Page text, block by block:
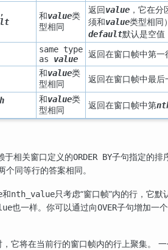
和value类
型相同
返回value，它在分
须和value类型相同
default默认是空值
same type
as value 返回在窗口帧中第一
和value类
型相同
返回在窗口帧中最后
和value类
型相同
返回在窗口帧中第
于相关窗口定义的ORDER BY子句指定的排
个同等行的答案相同。
和nth_value只考虑“窗口帧”内的行，它默
也一样。你可以通过向OVER子句增加一
它将在当前行的窗口帧内的行上聚集。